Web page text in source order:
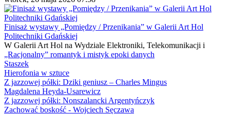
Finisaż wystawy „Pomiędzy / Przenikania” w Galerii Art Hol
Politechniki Gdańskiej
W Galerii Art Hol na Wydziale Elektroniki, Telekomunikacji i
„Racjonalny” romantyk i mistyk epoki danych
Staszek
Hierofonia w sztuce
Z jazzowej półki: Dziki geniusz – Charles Mingus
Magdalena Heyda-Usarewicz
Z jazzowej półki: Nonszalancki Argentyńczyk
Zachować boskość - Wojciech Sęczawa